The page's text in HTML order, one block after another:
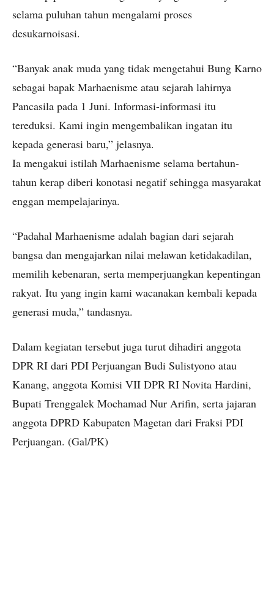
selama puluhan tahun mengalami proses
desukarnoisasi.
“Banyak anak muda yang tidak mengetahui Bung Karno
sebagai bapak Marhaenisme atau sejarah lahirnya
Pancasila pada 1 Juni. Informasi-informasi itu
tereduksi. Kami ingin mengembalikan ingatan itu
kepada generasi baru,” jelasnya.
Ia mengakui istilah Marhaenisme selama bertahun-
tahun kerap diberi konotasi negatif sehingga masyarakat
enggan mempelajarinya.
“Padahal Marhaenisme adalah bagian dari sejarah
bangsa dan mengajarkan nilai melawan ketidakadilan,
memilih kebenaran, serta memperjuangkan kepentingan
rakyat. Itu yang ingin kami wacanakan kembali kepada
generasi muda,” tandasnya.
Dalam kegiatan tersebut juga turut dihadiri anggota
DPR RI dari PDI Perjuangan Budi Sulistyono atau
Kanang, anggota Komisi VII DPR RI Novita Hardini,
Bupati Trenggalek Mochamad Nur Arifin, serta jajaran
anggota DPRD Kabupaten Magetan dari Fraksi PDI
Perjuangan. (Gal/PK)